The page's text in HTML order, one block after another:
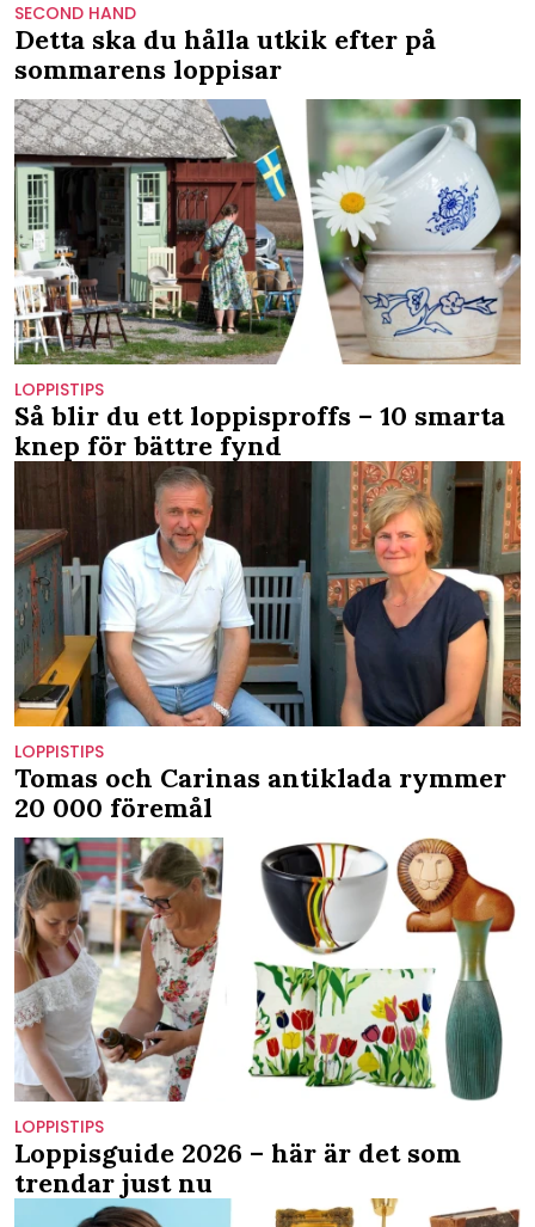
SECOND HAND
Detta ska du hålla utkik efter på
sommarens loppisar
LOPPISTIPS
Så blir du ett loppisproffs – 10 smarta
knep för bättre fynd
LOPPISTIPS
Tomas och Carinas antiklada rymmer
20 000 föremål
LOPPISTIPS
Loppisguide 2026 – här är det som
trendar just nu